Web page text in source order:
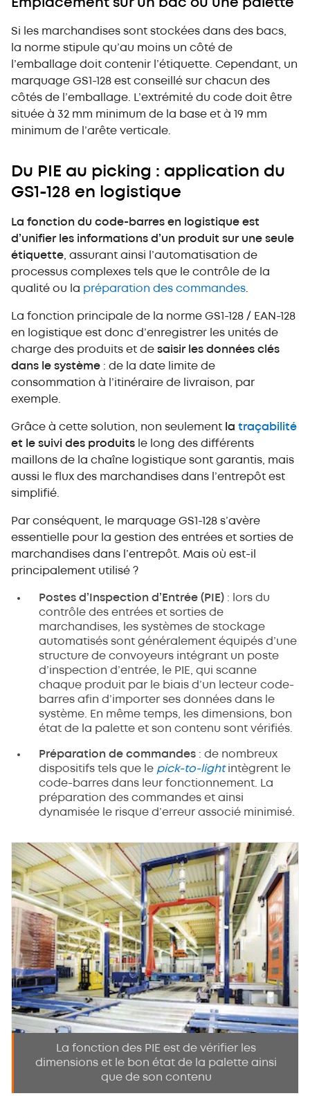
Emplacement sur un bac ou une palette
Si les marchandises sont stockées dans des bacs,
la norme stipule qu’au moins un côté de
l’emballage doit contenir l’étiquette. Cependant, un
marquage GS1-128 est conseillé sur chacun des
côtés de l’emballage. L’extrémité du code doit être
située à 32 mm minimum de la base et à 19 mm
minimum de l’arête verticale.
Du PIE au picking : application du
GS1-128 en logistique
La fonction du code-barres en logistique est
d’unifier les informations d’un produit sur une seule
étiquette , assurant ainsi l’automatisation de
processus complexes tels que le contrôle de la
qualité ou la préparation des commandes
La fonction principale de la norme GS1-128 / EAN-128
en logistique est donc d’enregistrer les unités de
charge des produits et de saisir les données clés
dans le système : de la date limite de
consommation à l’itinéraire de livraison, par
exemple.
Grâce à cette solution, non seulement la traçabilité
et le suivi des produits le long des différents
maillons de la chaîne logistique sont garantis, mais
aussi le flux des marchandises dans l’entrepôt est
simplifié.
Par conséquent, le marquage GS1-128 s’avère
essentielle pour la gestion des entrées et sorties de
marchandises dans l’entrepôt. Mais où est-il
principalement utilisé ?
Postes d’Inspection d’Entrée (PIE) : lors du
contrôle des entrées et sorties de
marchandises, les systèmes de stockage
automatisés sont généralement équipés d’une
structure de convoyeurs intégrant un poste
d’inspection d’entrée, le PIE, qui scanne
chaque produit par le biais d’un lecteur code-
barres afin d’importer ses données dans le
système. En même temps, les dimensions, bon
état de la palette et son contenu sont vérifiés.
Préparation de commandes : de nombreux
dispositifs tels que le pick-to-lightintègrent le
code-barres dans leur fonctionnement. La
préparation des commandes et ainsi
dynamisée le risque d’erreur associé minimisé.
La fonction des PIE est de vérifier les
dimensions et le bon état de la palette ainsi
que de son contenu